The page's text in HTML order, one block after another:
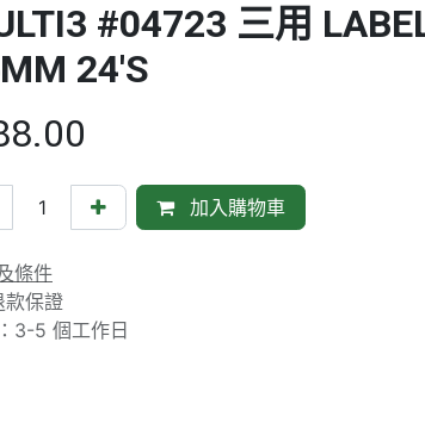
#04723 三用
24'S
加入購物車
條件
款保證
3-5 個工作日